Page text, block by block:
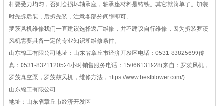
杆要受力均匀，否则会损坏轴承座，轴承座材料是铸铁。其它就简单了。加装
时先拆后装，后拆先装，注意各部分间隙即可。
罗茨风机维修我们一直建议选择返厂维修，并不建议自行维修，因为拆装罗茨
风机需要具备一定的专业知识和维修条件。
山东锦工有限公司 地址：山东省章丘市经济开发区电话：0531-83825699传
真：0531-8321120524小时销售服务电话： 15066131928(来自：罗茨风机，
罗茨真空泵，罗茨鼓风机，维修方法，https://www.bestblower.com/)
山东锦工有限公司
地址：山东省章丘市经济开发区